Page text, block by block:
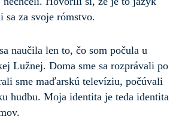
sa za svoje rómstvo.
naučila len to, čo som počula u
Lužnej. Doma sme sa rozprávali po
sme maďarskú televíziu, počúvali
hudbu. Moja identita je teda identita